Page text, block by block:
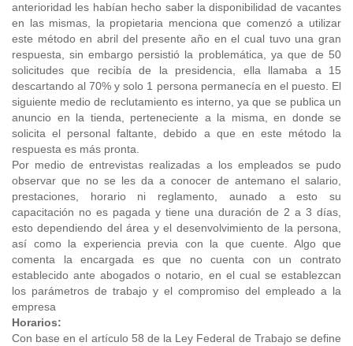
anterioridad les habían hecho saber la disponibilidad de vacantes
en las mismas, la propietaria menciona que comenzó a utilizar
este método en abril del presente año en el cual tuvo una gran
respuesta, sin embargo persistió la problemática, ya que de 50
solicitudes que recibía de la presidencia, ella llamaba a 15
descartando al 70% y solo 1 persona permanecía en el puesto. El
siguiente medio de reclutamiento es interno, ya que se publica un
anuncio en la tienda, perteneciente a la misma, en donde se
solicita el personal faltante, debido a que en este método la
respuesta es más pronta.
Por medio de entrevistas realizadas a los empleados se pudo
observar que no se les da a conocer de antemano el salario,
prestaciones, horario ni reglamento, aunado a esto su
capacitación no es pagada y tiene una duración de 2 a 3 días,
esto dependiendo del área y el desenvolvimiento de la persona,
así como la experiencia previa con la que cuente. Algo que
comenta la encargada es que no cuenta con un contrato
establecido ante abogados o notario, en el cual se establezcan
los parámetros de trabajo y el compromiso del empleado a la
empresa
Horarios:
Con base en el artículo 58 de la Ley Federal de Trabajo se define